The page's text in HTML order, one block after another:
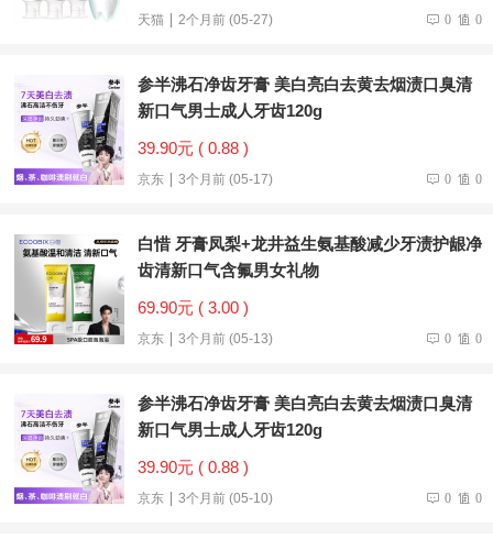
天猫 2个月前 (05-27) 0 0
参半沸石净齿牙膏 美白亮白去黄去烟渍口臭清
新口气男士成人牙齿120g
39.90元 ( 0.88 )
京东 3个月前 (05-17) 0 0
白惜 牙膏凤梨+龙井益生氨基酸减少牙渍护龈净
齿清新口气含氟男女礼物
69.90元 ( 3.00 )
京东 3个月前 (05-13) 0 0
参半沸石净齿牙膏 美白亮白去黄去烟渍口臭清
新口气男士成人牙齿120g
39.90元 ( 0.88 )
京东 3个月前 (05-10) 0 0